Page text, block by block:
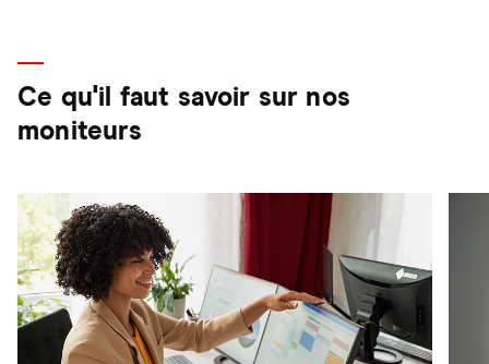
Ce qu'il faut savoir sur nos
moniteurs